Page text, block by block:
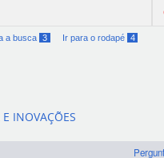
a busca 3 Ir para o rodapé 4
INOVAÇÕES